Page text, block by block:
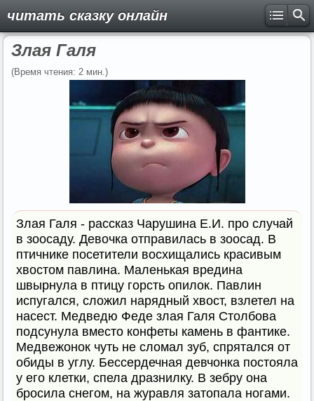
читать сказку онлайн
Злая Галя
(Время чтения: 2 мин.)
Злая Галя - рассказ Чарушина Е.И. про случай
в зоосаду. Девочка отправилась в зоосад. В
птичнике посетители восхищались красивым
хвостом павлина. Маленькая вредина
швырнула в птицу горсть опилок. Павлин
испугался, сложил нарядный хвост, взлетел на
насест. Медведю Феде злая Галя Столбова
подсунула вместо конфеты камень в фантике.
Медвежонок чуть не сломал зуб, спрятался от
обиды в углу. Бессердечная девчонка постояла
у его клетки, спела дразнилку. В зебру она
бросила снегом, на журавля затопала ногами.